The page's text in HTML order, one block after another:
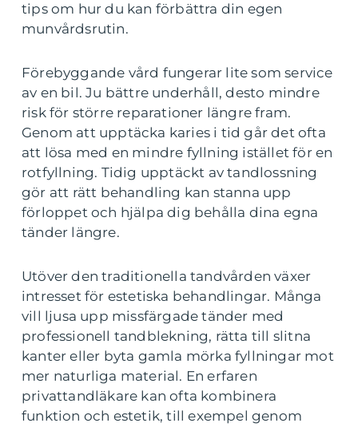
tips om hur du kan förbättra din egen
munvårdsrutin.
Förebyggande vård fungerar lite som service
av en bil. Ju bättre underhåll, desto mindre
risk för större reparationer längre fram.
Genom att upptäcka karies i tid går det ofta
att lösa med en mindre fyllning istället för en
rotfyllning. Tidig upptäckt av tandlossning
gör att rätt behandling kan stanna upp
förloppet och hjälpa dig behålla dina egna
tänder längre.
Utöver den traditionella tandvården växer
intresset för estetiska behandlingar. Många
vill ljusa upp missfärgade tänder med
professionell tandblekning, rätta till slitna
kanter eller byta gamla mörka fyllningar mot
mer naturliga material. En erfaren
privattandläkare kan ofta kombinera
funktion och estetik, till exempel genom